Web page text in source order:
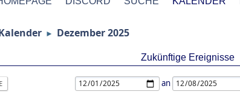
► Dezember 2025
Zukünftige Ereignisse
an